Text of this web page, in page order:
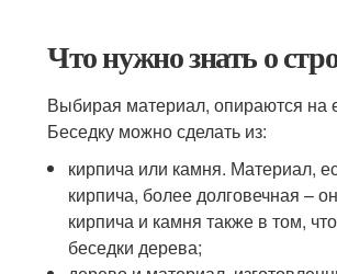
Что нужно знать о
Выбирая материал, опираются на
Беседку можно сделать из:
кирпича или камня. Материал,
кирпича, более долговечная –
кирпича и камня также в том,
беседки дерева;